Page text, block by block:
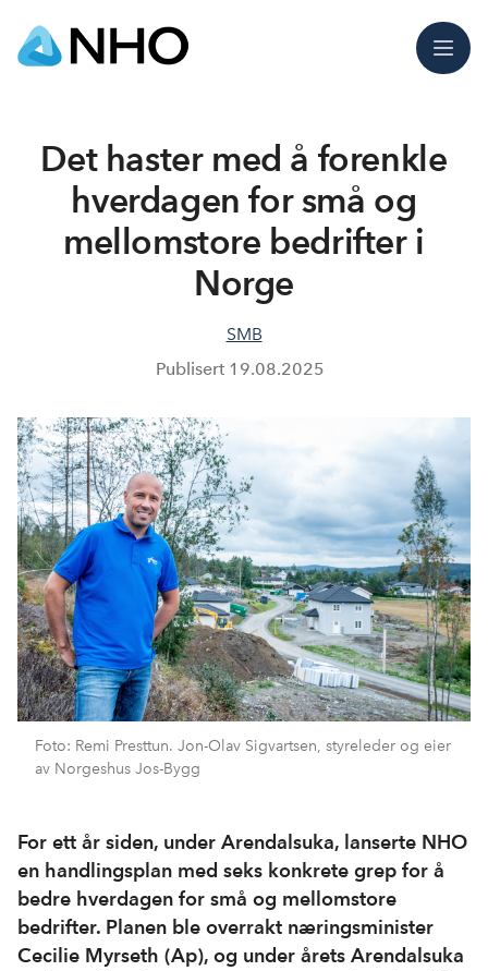
Meny
Det haster med å forenkle
hverdagen for små og
mellomstore bedrifter i
Norge
SMB
Publisert 19.08.2025
Foto: Remi Presttun. Jon-Olav Sigvartsen, styreleder og eier
av Norgeshus Jos-Bygg
For ett år siden, under Arendalsuka, lanserte NHO
en handlingsplan med seks konkrete grep for å
bedre hverdagen for små og mellomstore
bedrifter. Planen ble overrakt næringsminister
Cecilie Myrseth (Ap), og under årets Arendalsuka